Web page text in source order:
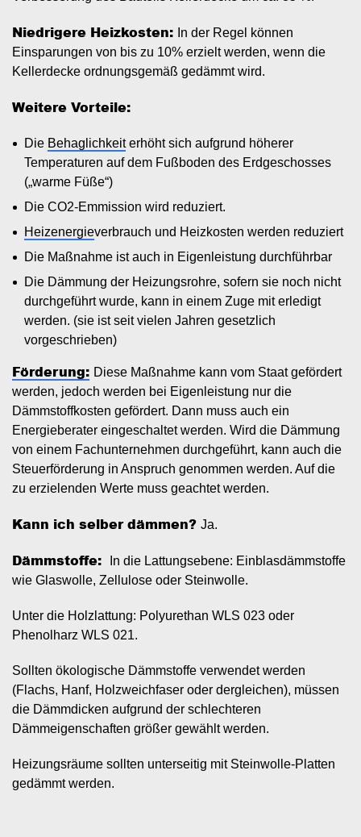
Niedrigere Heizkosten: In der Regel können
Einsparungen von bis zu 10% erzielt werden, wenn die
Kellerdecke ordnungsgemäß gedämmt wird.
Weitere Vorteile:
Die Behaglichkeiterhöht sich aufgrund höherer
Temperaturen auf dem Fußboden des Erdgeschosses
(„warme Füße“)
Die CO2-Emmission wird reduziert.
Heizenergieverbrauch und Heizkosten werden reduziert
Die Maßnahme ist auch in Eigenleistung durchführbar
Die Dämmung der Heizungsrohre, sofern sie noch nicht
durchgeführt wurde, kann in einem Zuge mit erledigt
werden. (sie ist seit vielen Jahren gesetzlich
vorgeschrieben)
Förderung: Diese Maßnahme kann vom Staat gefördert
werden, jedoch werden bei Eigenleistung nur die
Dämmstoffkosten gefördert. Dann muss auch ein
Energieberater eingeschaltet werden. Wird die Dämmung
von einem Fachunternehmen durchgeführt, kann auch die
Steuerförderung in Anspruch genommen werden. Auf die
zu erzielenden Werte muss geachtet werden.
Kann ich selber dämmen? Ja.
Dämmstoffe:
In die Lattungsebene: Einblasdämmstoffe
wie Glaswolle, Zellulose oder Steinwolle.
Unter die Holzlattung: Polyurethan WLS 023 oder
Phenolharz WLS 021.
Sollten ökologische Dämmstoffe verwendet werden
(Flachs, Hanf, Holzweichfaser oder dergleichen), müssen
die Dämmdicken aufgrund der schlechteren
Dämmeigenschaften größer gewählt werden.
Heizungsräume sollten unterseitig mit Steinwolle-Platten
gedämmt werden.